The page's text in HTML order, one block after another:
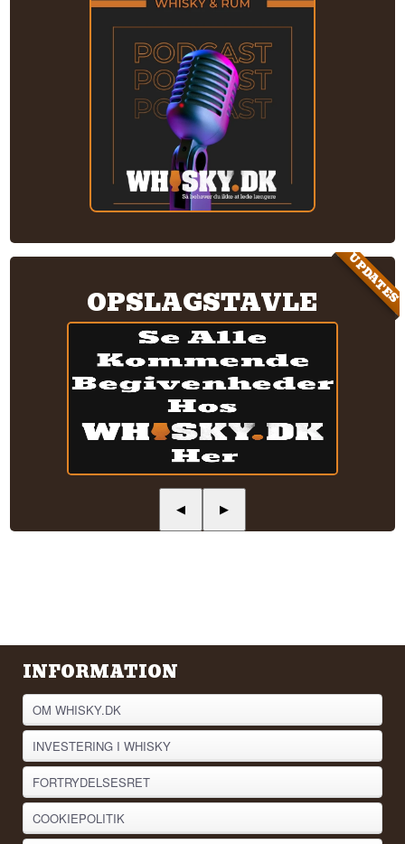
UPDATES
OPSLAGSTAVLE
◀ ▶
INFORMATION
OM WHISKY.DK
INVESTERING I WHISKY
FORTRYDELSESRET
COOKIEPOLITIK